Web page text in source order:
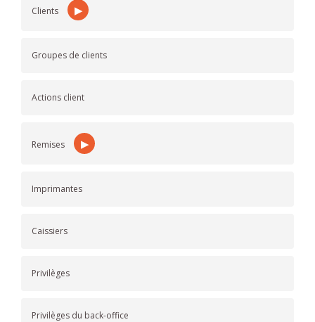
Clients ▶
Groupes de clients
Actions client
Remises ▶
Imprimantes
Caissiers
Privilèges
Privilèges du back-office